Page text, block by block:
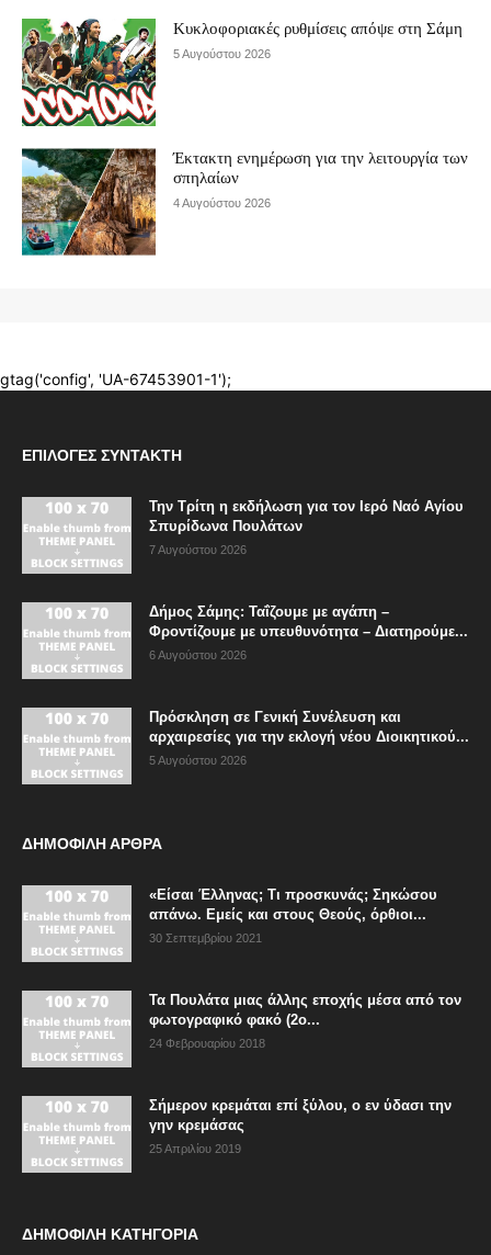
ΕΠΙΛΟΓΈΣ ΣΥΝΤΆΚΤΗ
Την Τρίτη η εκδήλωση για τον Ιερό Ναό Αγίου
Σπυρίδωνα Πουλάτων
7 Αυγούστου 2026
Δήμος Σάμης: Ταΐζουμε με αγάπη –
Φροντίζουμε με υπευθυνότητα – Διατηρούμε...
6 Αυγούστου 2026
Πρόσκληση σε Γενική Συνέλευση και
αρχαιρεσίες για την εκλογή νέου Διοικητικού...
5 Αυγούστου 2026
ΔΗΜΟΦΙΛΗ ΑΡΘΡΑ
«Είσαι Έλληνας; Τι προσκυνάς; Σηκώσου
απάνω. Εμείς και στους Θεούς, όρθιοι...
30 Σεπτεμβρίου 2021
Τα Πουλάτα μιας άλλης εποχής μέσα από τον
φωτογραφικό φακό (2ο...
24 Φεβρουαρίου 2018
Σήμερον κρεμάται επί ξύλου, ο εν ύδασι την
γην κρεμάσας
25 Απριλίου 2019
ΔΗΜΟΦΙΛΗ ΚΑΤΗΓΟΡΙΑ